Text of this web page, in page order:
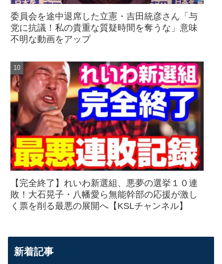
委員会を途中退席した立憲・吉田統彦さん「与
党に抗議！私の貴重な質疑時間を奪うな」意味
不明な動画をアップ
【完全終了】れいわ新選組、悪夢の選挙１０連
敗！大石晃子・八幡愛ら無能幹部の応援が激し
く票を削る最悪の展開へ【KSLチャンネル】
新着記事